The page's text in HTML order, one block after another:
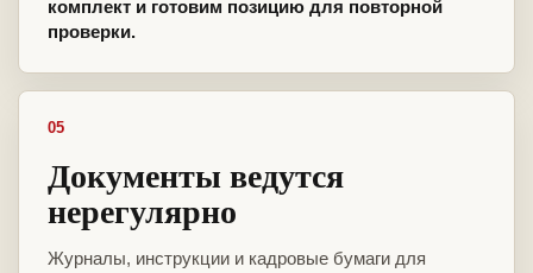
комплект и готовим позицию для повторной
проверки.
05
Документы ведутся
нерегулярно
Журналы, инструкции и кадровые бумаги для